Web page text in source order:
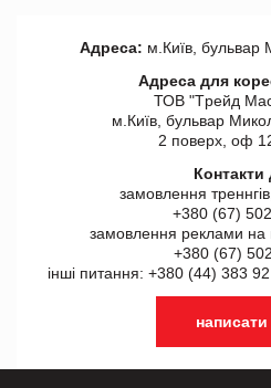
Адреса: м.Київ, бульвар
Адреса для
ТОВ "Tрейд
м.Київ, бульвар
2 поверх, оф
Контакти
замовлення
+380 (67)
замовлення реклами на
+380 (67)
інші питання: +380 (44) 383